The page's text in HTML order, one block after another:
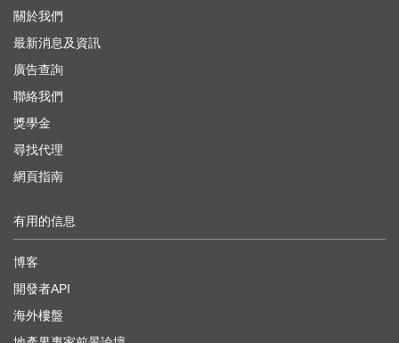
關於我們
最新消息及資訊
廣告查詢
聯絡我們
獎學金
尋找代理
網頁指南
有用的信息
博客
開發者API
海外樓盤